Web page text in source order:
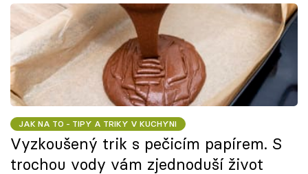
JAK NA TO - TIPY A TRIKY V KUCHYNI
Vyzkoušený trik s pečicím papírem. S
trochou vody vám zjednoduší život